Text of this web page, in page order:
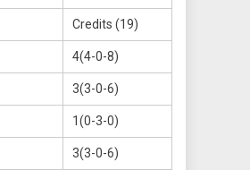
Credits (19)
4(4-0-8)
3(3-0-6)
1(0-3-0)
3(3-0-6)